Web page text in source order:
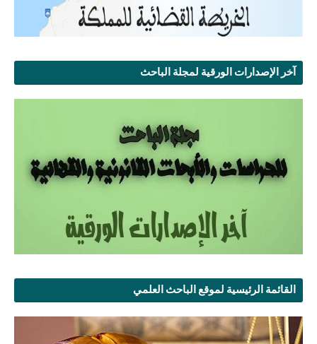
آخر الإصدارات الورقية لمجلة الباحث
القائمة الرئيسية لموقع الباحث العلمي